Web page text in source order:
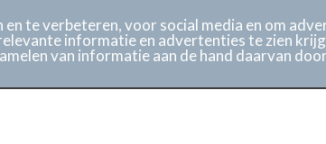
te verbeteren, voor social media en om
informatie en advertenties te zien
van informatie aan de hand daarvan